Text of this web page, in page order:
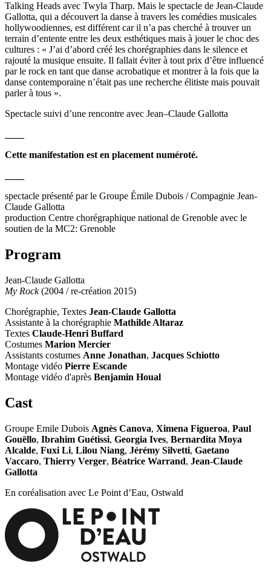
Talking Heads avec Twyla Tharp. Mais le spectacle de Jean-Claude
Gallotta, qui a découvert la danse à travers les comédies musicales
hollywoodiennes, est différent car il n’a pas cherché à trouver un
terrain d’entente entre les deux esthétiques mais à jouer le choc des
cultures : « J’ai d’abord créé les chorégraphies dans le silence et
rajouté la musique ensuite. Il fallait éviter à tout prix d’être influencé
par le rock en tant que danse acrobatique et montrer à la fois que la
danse contemporaine n’était pas une recherche élitiste mais pouvait
parler à tous ».
Spectacle suivi d’une rencontre avec Jean–Claude Gallotta
Cette manifestation est en placement numéroté.
spectacle présenté par le Groupe Émile Dubois / Compagnie Jean-
Claude Gallotta
production Centre chorégraphique national de Grenoble avec le
soutien de la MC2: Grenoble
Program
Jean-Claude Gallotta
My Rock(2004 / re-création 2015)
Chorégraphie, Textes Jean-Claude Gallotta
Assistante à la chorégraphie Mathilde Altaraz
Textes Claude-Henri Buffard
Costumes Marion Mercier
Assistants costumes Anne Jonathan, Jacques Schiotto
Montage vidéo Pierre Escande
Montage vidéo d'après Benjamin Houal
Cast
Groupe Emile Dubois Agnès Canova, Ximena Figueroa, Paul
Gouëllo, Ibrahim Guétissi, Georgia Ives, Bernardita Moya
Alcalde, Fuxi Li, Lilou Niang, Jérémy Silvetti, Gaetano
Vaccaro, Thierry Verger, Béatrice Warrand, Jean-Claude
Gallotta
En coréalisation avec Le Point d’Eau, Ostwald